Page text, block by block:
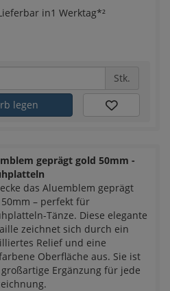
in1 Werktag*²
Stk.
legen
geprägt gold 50mm -
das Aluemblem geprägt
– perfekt für
Tänze. Diese elegante
zeichnet sich durch ein
Relief und eine
Oberfläche aus. Sie ist
Ergänzung für jede